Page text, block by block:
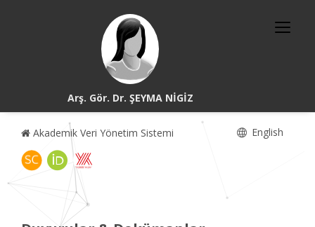
Arş. Gör. Dr. ŞEYMA NİGİZ
Akademik Veri Yönetim Sistemi English